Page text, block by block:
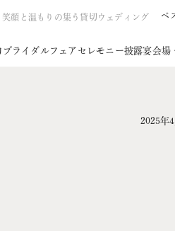
顔と温もりの集う貸切ウェディング ベ
ブライダルフェア セレモニー披露宴会場
2025年